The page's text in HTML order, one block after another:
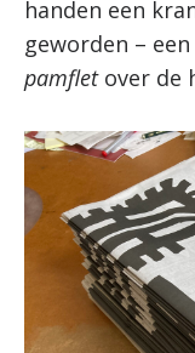
handen een
geworden – een
pamfletover de